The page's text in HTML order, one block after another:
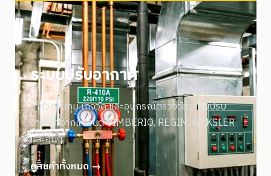
ระบบปรับอากาศ
วาล์วควบคุม เกจวัด และอุปกรณ์ตรวจวัดระบบปรับ
อากาศ จากแบรนด์ CIMBERIO, REGIN, WEKSLER
และอื่นๆ
ดูสินค้าทั้งหมด →